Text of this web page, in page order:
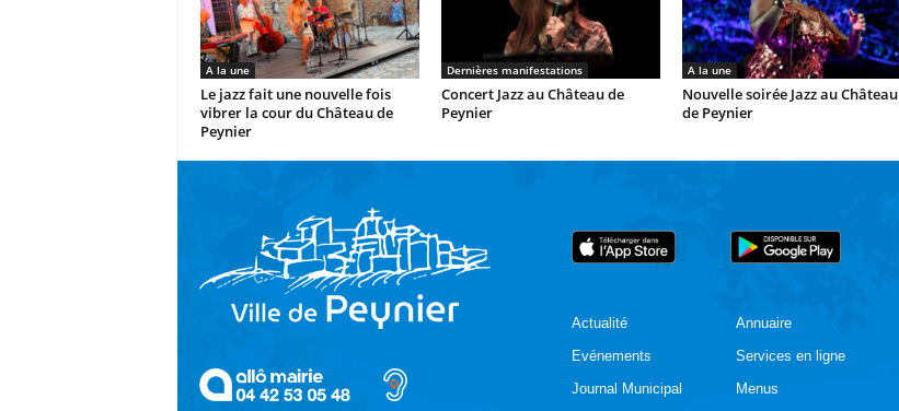
A la une
Le jazz fait une nouvelle fois
vibrer la cour du Château de
Peynier
Dernières manifestations
Concert Jazz au Château de
Peynier
A la une
Nouvelle soirée Jazz au Château
de Peynier
Actualité
Evénements
Journal Municipal
Annuaire
Services en ligne
Menus